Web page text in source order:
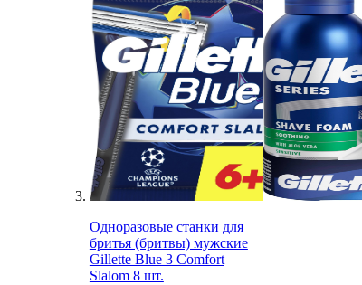
Одноразовые станки для
бритья (бритвы) мужские
Gillette Blue 3 Comfort
Slalom 8 шт.